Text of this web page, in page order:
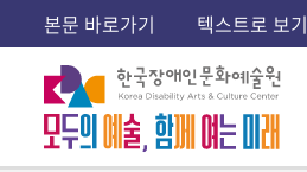
본문 바로가기 텍스트로 보기